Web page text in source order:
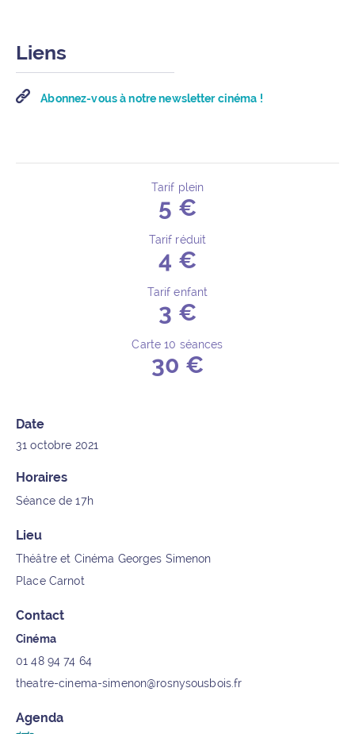
Liens
Abonnez-vous à notre newsletter cinéma !
Tarif plein
5 €
Tarif réduit
4 €
Tarif enfant
3 €
Carte 10 séances
30 €
Date
31 octobre 2021
Horaires
Séance de 17h
Lieu
Théâtre et Cinéma Georges Simenon
Place Carnot
Contact
Cinéma
01 48 94 74 64
theatre-cinema-simenon@rosnysousbois.fr
Agenda